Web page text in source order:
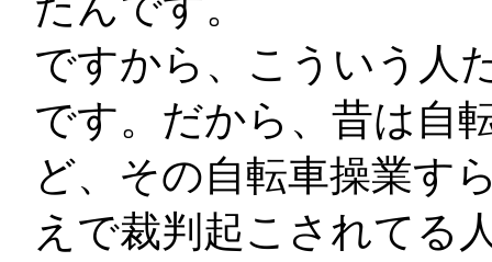
ですから、こういう人
です。だから、昔は自
ど、その自転車操業す
えで裁判起こされてる